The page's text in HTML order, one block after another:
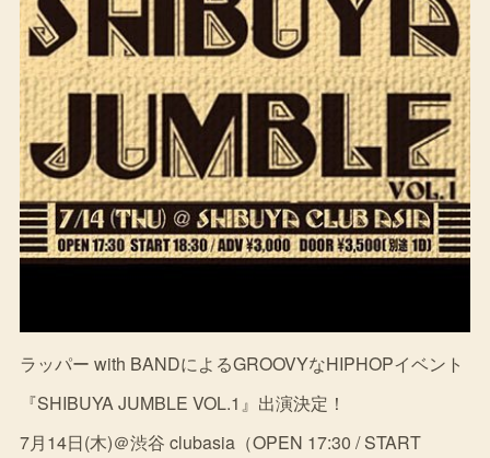
ラッパー with BANDによるGROOVYなHIPHOPイベント
『SHIBUYA JUMBLE VOL.1』出演決定！
7月14日(木)＠渋谷 clubasia（OPEN 17:30 / START